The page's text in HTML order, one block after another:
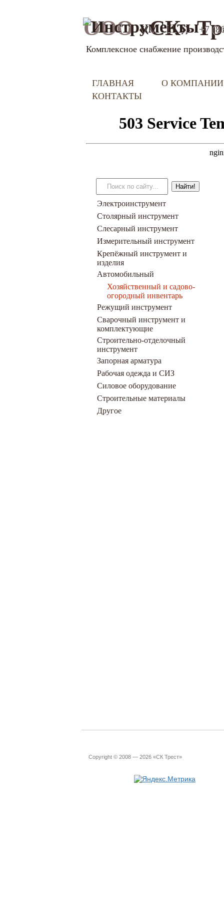
ООО«СК»
Комплексное снабжение
+7
ГЛАВНАЯ
О КОМПАНИИ
КОНТАКТЫ
Электроинструмент
Столярный инструмент
Слесарный инструмент
Измерительный инструмент
Крепёжный инструмент и
изделия
Автомобильный
Хозяйственный и садово-
огородный инвентарь
Режущий инструмент
Сварочный инструмент и
комплектующие
Строительно-отделочный
инструмент
Запорная арматура
Рабочая одежда и СИЗ
Силовое оборудование
Строительные материалы
Другое
Copyright © 2008 — 2026 «СК Трест»